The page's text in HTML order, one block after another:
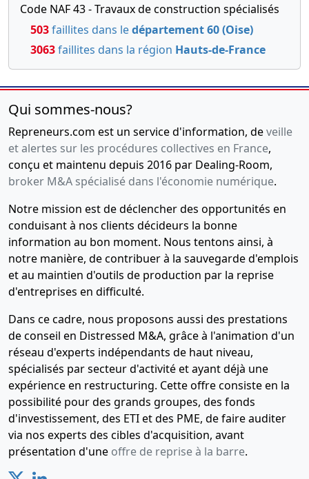
Code NAF 43 - Travaux de construction spécialisés
503faillites dans ledépartement 60 (Oise)
3063faillites dans la région Hauts-de-France
Qui sommes-nous?
Repreneurs.com est un service d'information, deveille
et alertes sur les procédures collectives en France,
conçu et maintenu depuis 2016 par Dealing-Room,
broker M&A spécialisé dans l'économie numérique.
Notre mission est de déclencher des opportunités en
conduisant à nos clients décideurs la bonne
information au bon moment. Nous tentons ainsi, à
notre manière, de contribuer à la sauvegarde d'emplois
et au maintien d'outils de production par la reprise
d'entreprises en difficulté.
Dans ce cadre, nous proposons aussi des prestations
de conseil en Distressed M&A, grâce à l'animation d'un
réseau d'experts indépendants de haut niveau,
spécialisés par secteur d'activité et ayant déjà une
expérience en restructuring. Cette offre consiste en la
possibilité pour des grands groupes, des fonds
d'investissement, des ETI et des PME, de faire auditer
via nos experts des cibles d'acquisition, avant
présentation d'une offre de reprise à la barre.